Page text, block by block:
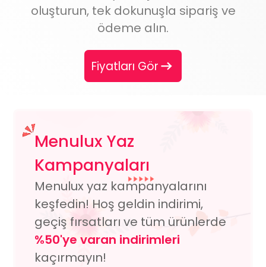
oluşturun, tek dokunuşla sipariş ve
ödeme alın.
Fiyatları Gör
Menulux Yaz
Kampanyaları
Menulux yaz kampanyalarını
keşfedin! Hoş geldin indirimi,
geçiş fırsatları ve tüm ürünlerde
%50'ye varan indirimleri
kaçırmayın!